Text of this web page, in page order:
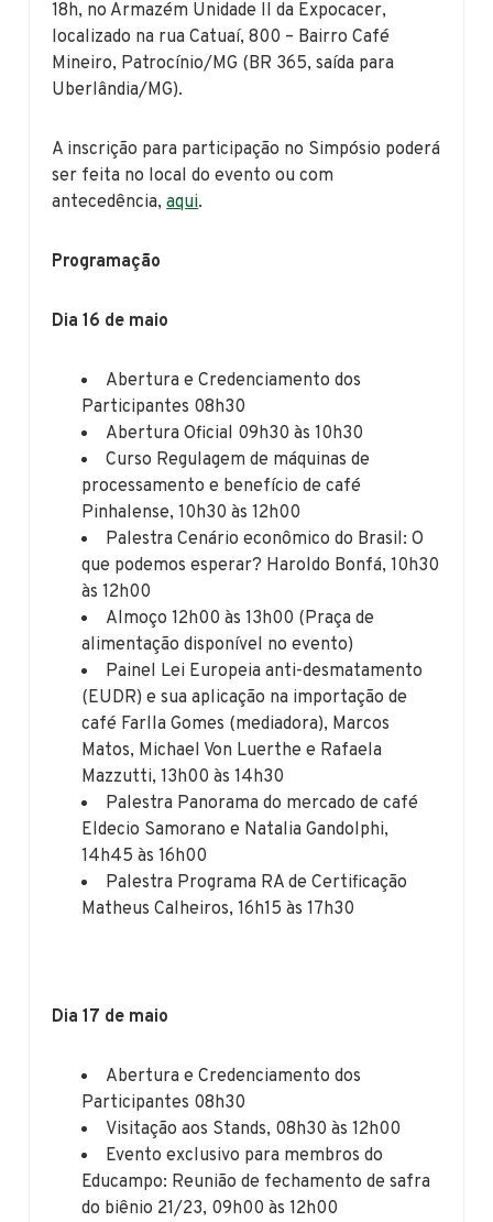
18h, no Armazém Unidade II da Expocacer,
localizado na rua Catuaí, 800 – Bairro Café
Mineiro, Patrocínio/MG (BR 365, saída para
Uberlândia/MG).
A inscrição para participação no Simpósio poderá
ser feita no local do evento ou com
antecedência,aqui.
Programação
Dia 16 de maio
Abertura e Credenciamento dos
Participantes 08h30
Abertura Oficial 09h30 às 10h30
Curso Regulagem de máquinas de
processamento e benefício de café
Pinhalense, 10h30 às 12h00
Palestra Cenário econômico do Brasil: O
que podemos esperar? Haroldo Bonfá, 10h30
às 12h00
Almoço 12h00 às 13h00 (Praça de
alimentação disponível no evento)
Painel Lei Europeia anti-desmatamento
(EUDR) e sua aplicação na importação de
café Farlla Gomes (mediadora), Marcos
Matos, Michael Von Luerthe e Rafaela
Mazzutti, 13h00 às 14h30
Palestra Panorama do mercado de café
Eldecio Samorano e Natalia Gandolphi,
14h45 às 16h00
Palestra Programa RA de Certificação
Matheus Calheiros, 16h15 às 17h30
Dia 17 de maio
Abertura e Credenciamento dos
Participantes 08h30
Visitação aos Stands, 08h30 às 12h00
Evento exclusivo para membros do
Educampo: Reunião de fechamento de safra
do biênio 21/23, 09h00 às 12h00